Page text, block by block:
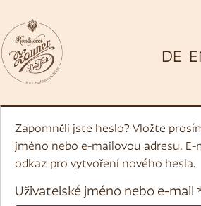
DE
Zapomněli jste heslo? Vložte
jméno nebo e-mailovou adresu. E-
odkaz pro vytvoření nového hesla.
Uživatelské jméno nebo e-mail